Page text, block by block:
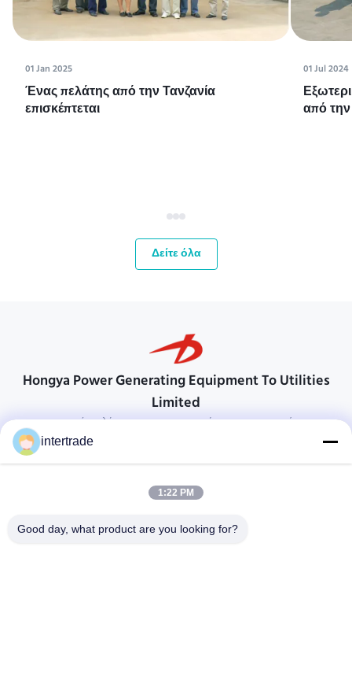
01 Jan 2025
Ένας πελάτης από την Τανζανία
επισκέπτεται
01 Jul 2024
από
Δείτε όλα
Hongya Power Generating Equipment To Utilities
Limited
προσαρμοσμένες λύσεις για να ανταποκρίνονται στις απαιτήσεις των
Χωριό Anxi, πόλη Yuping, νομός Hongya, Κίνα
86-28-37561966-8:00
intertrade
1:22 PM
Good day, what product are you looking for?